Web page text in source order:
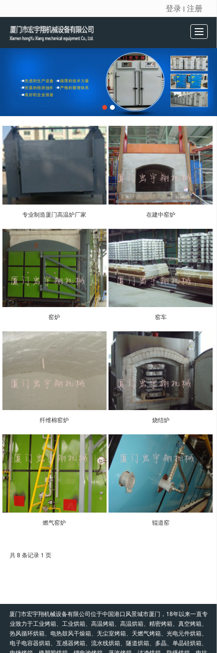
很遗憾，因您的浏览器版本过低导致无法获得最佳浏览体验，推荐下载安装谷歌浏览器！
登录 丨 注册
留言反馈 联系我们
专业制造厦门高温炉厂家 在建中窑炉
窑炉 窑车
纤维棉窑炉 烧结炉
燃气窑炉 辊道窑
共 8 条记录 1 页
厦门市宏宇翔机械设备有限公司位于中国港口风景城市厦门，18年以来一直专
业致力于工业烤箱、工业烘箱、高温烤箱、高温烘箱、精密烤箱、真空烤箱、
热风循环烘箱、电热鼓风干燥箱、无尘室烤箱、天燃气烤箱、光电元件烘箱、
电子电容器烘箱、互感器烤箱、流水线烘箱、隧道烘箱、多晶、单晶硅烘箱、